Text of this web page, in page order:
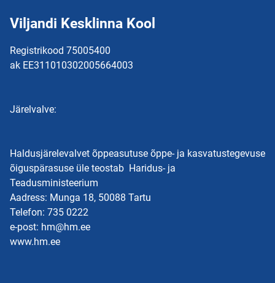
Viljandi Kesklinna Kool
Registrikood 75005400
ak EE311010302005664003
Järelvalve:
Haldusjärelevalvet õppeasutuse õppe- ja kasvatustegevuse
õiguspärasuse üle teostab Haridus- ja
Teadusministeerium
Aadress: Munga 18, 50088 Tartu
Telefon: 735 0222
e-post: hm@hm.ee
www.hm.ee